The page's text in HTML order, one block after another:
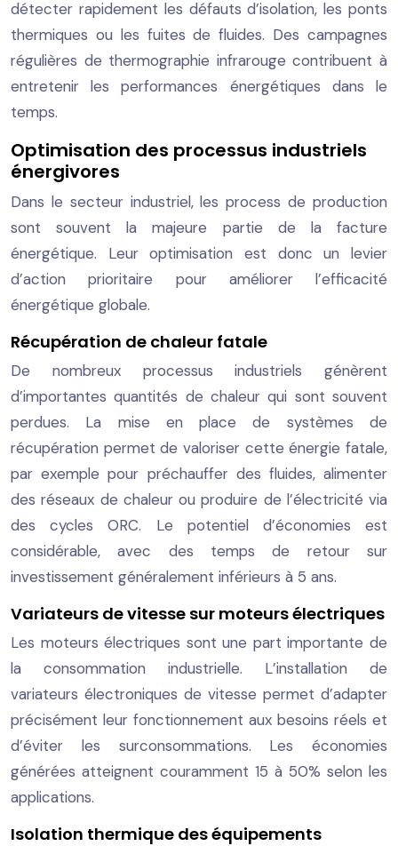
détecter rapidement les défauts d’isolation, les ponts
thermiques ou les fuites de fluides. Des campagnes
régulières de thermographie infrarouge contribuent à
entretenir les performances énergétiques dans le
temps.
Optimisation des processus industriels
énergivores
Dans le secteur industriel, les process de production
sont souvent la majeure partie de la facture
énergétique. Leur optimisation est donc un levier
d’action prioritaire pour améliorer l’efficacité
énergétique globale.
Récupération de chaleur fatale
De nombreux processus industriels génèrent
d’importantes quantités de chaleur qui sont souvent
perdues. La mise en place de systèmes de
récupération permet de valoriser cette énergie fatale,
par exemple pour préchauffer des fluides, alimenter
des réseaux de chaleur ou produire de l’électricité via
des cycles ORC. Le potentiel d’économies est
considérable, avec des temps de retour sur
investissement généralement inférieurs à 5 ans.
Variateurs de vitesse sur moteurs électriques
Les moteurs électriques sont une part importante de
la consommation industrielle. L’installation de
variateurs électroniques de vitesse permet d’adapter
précisément leur fonctionnement aux besoins réels et
d’éviter les surconsommations. Les économies
générées atteignent couramment 15 à 50% selon les
applications.
Isolation thermique des équipements